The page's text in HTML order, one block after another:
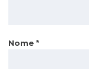
Nome *